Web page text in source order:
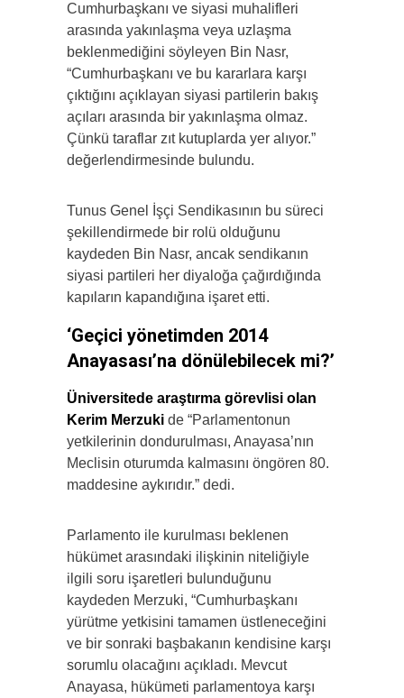
Cumhurbaşkanı ve siyasi muhalifleri
arasında yakınlaşma veya uzlaşma
beklenmediğini söyleyen Bin Nasr,
“Cumhurbaşkanı ve bu kararlara karşı
çıktığını açıklayan siyasi partilerin bakış
açıları arasında bir yakınlaşma olmaz.
Çünkü taraflar zıt kutuplarda yer alıyor.”
değerlendirmesinde bulundu.
Tunus Genel İşçi Sendikasının bu süreci
şekillendirmede bir rolü olduğunu
kaydeden Bin Nasr, ancak sendikanın
siyasi partileri her diyaloğa çağırdığında
kapıların kapandığına işaret etti.
‘Geçici yönetimden 2014
Anayasası’na dönülebilecek mi?’
Üniversitede araştırma görevlisi olan
Kerim Merzuki de “Parlamentonun
yetkilerinin dondurulması, Anayasa’nın
Meclisin oturumda kalmasını öngören 80.
maddesine aykırıdır.” dedi.
Parlamento ile kurulması beklenen
hükümet arasındaki ilişkinin niteliğiyle
ilgili soru işaretleri bulunduğunu
kaydeden Merzuki, “Cumhurbaşkanı
yürütme yetkisini tamamen üstleneceğini
ve bir sonraki başbakanın kendisine karşı
sorumlu olacağını açıkladı. Mevcut
Anayasa, hükümeti parlamentoya karşı